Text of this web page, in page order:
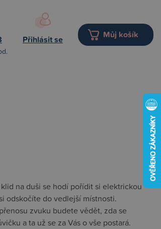
Přihlásit se Můj košík
na duši se hodí pořídit si elektrickou
odskočíte do vedlejší místnosti.
zvuku budete vědět, zda se
a ta už se za Vás o vše postará.